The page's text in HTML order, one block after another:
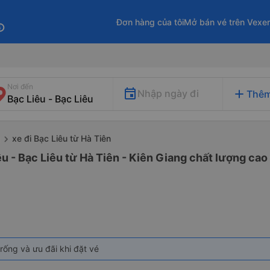
Đơn hàng của tôiMở bán vé trên
Nơi đến
Nhập ngày đi add
xe đi Bạc Liêu từ Hà Tiên
- Bạc Liêu từ Hà Tiên - Kiên Giang chất lượng
và ưu đãi khi đặt vé